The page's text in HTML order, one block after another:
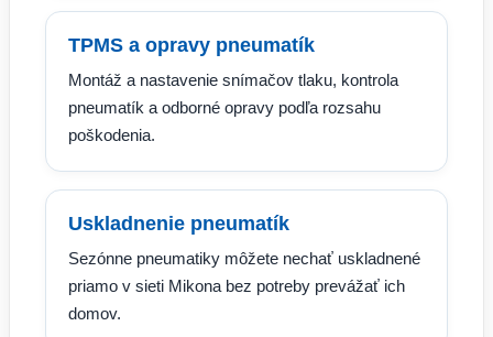
TPMS a opravy pneumatík
Montáž a nastavenie snímačov tlaku, kontrola
pneumatík a odborné opravy podľa rozsahu
poškodenia.
Uskladnenie pneumatík
Sezónne pneumatiky môžete nechať uskladnené
priamo v sieti Mikona bez potreby prevážať ich
domov.